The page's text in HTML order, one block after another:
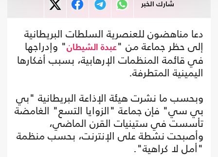
شارك الخبر
دعا مناهضون للعنصرية السلطات البريطانية
إلى حظر جماعة من "عبدة الشيطان" وإدراجها
في قائمة المنظمات الإرهابية، بسبب أفكارها
اليمينية المتطرفة.
وبحسب ما نشرت هيئة الإذاعة البريطانية "بي
بي سي" فإن جماعة "الزوايا التسع" الغامضة
تأسست في ستينيات القرن الماضي،
وأصبحت نشطة على الإنترنت، بحسب منظمة
"أمل لا كراهية".